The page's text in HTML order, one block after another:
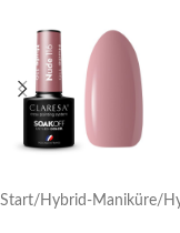
Start/ Hybrid-Maniküre/